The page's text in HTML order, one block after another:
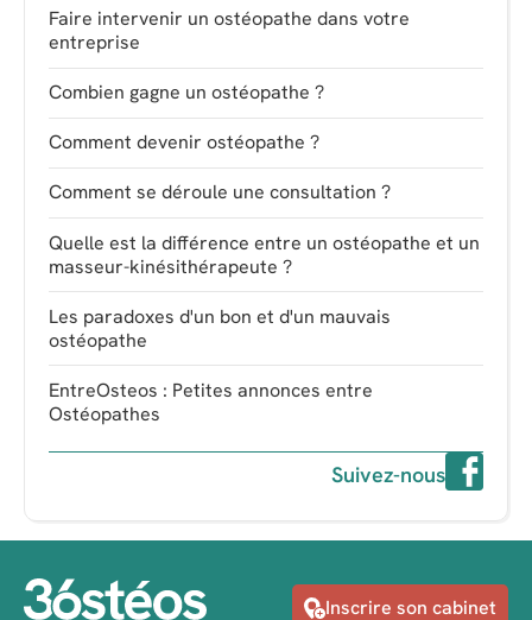
Faire intervenir un ostéopathe dans votre
entreprise
Combien gagne un ostéopathe ?
Comment devenir ostéopathe ?
Comment se déroule une consultation ?
Quelle est la différence entre un ostéopathe et un
masseur-kinésithérapeute ?
Les paradoxes d'un bon et d'un mauvais
ostéopathe
EntreOsteos : Petites annonces entre
Ostéopathes
Suivez-nous
Inscrire son cabinet